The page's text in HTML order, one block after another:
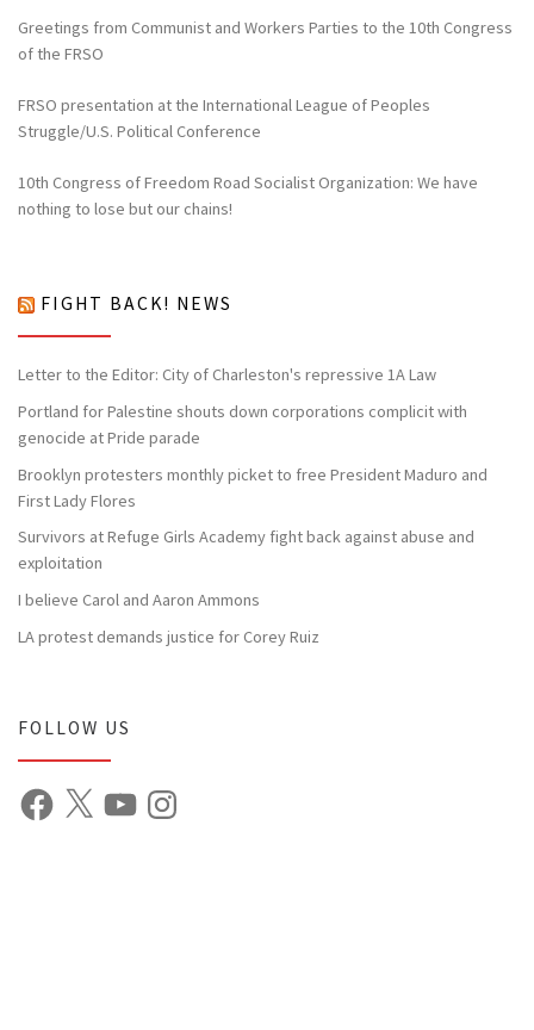
Greetings from Communist and Workers Parties to the 10th Congress
of the FRSO
FRSO presentation at the International League of Peoples
Struggle/U.S. Political Conference
10th Congress of Freedom Road Socialist Organization: We have
nothing to lose but our chains!
FIGHT BACK! NEWS
Letter to the Editor: City of Charleston's repressive 1A Law
Portland for Palestine shouts down corporations complicit with
genocide at Pride parade
Brooklyn protesters monthly picket to free President Maduro and
First Lady Flores
Survivors at Refuge Girls Academy fight back against abuse and
exploitation
I believe Carol and Aaron Ammons
LA protest demands justice for Corey Ruiz
FOLLOW US
Facebook YouTubeInstagram